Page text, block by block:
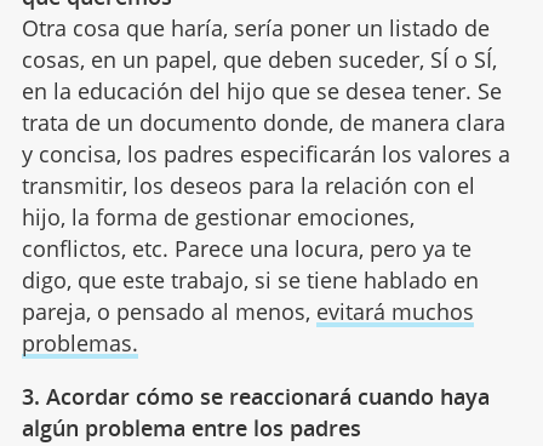
Otra cosa que haría, sería poner un listado de
cosas, en un papel, que deben suceder, SÍ o SÍ,
en la educación del hijo que se desea tener. Se
trata de un documento donde, de manera clara
y concisa, los padres especificarán los valores a
transmitir, los deseos para la relación con el
hijo, la forma de gestionar emociones,
conflictos, etc. Parece una locura, pero ya te
digo, que este trabajo, si se tiene hablado en
pareja, o pensado al menos, evitará muchos
problemas.
3. Acordar cómo se reaccionará cuando haya
algún problema entre los padres